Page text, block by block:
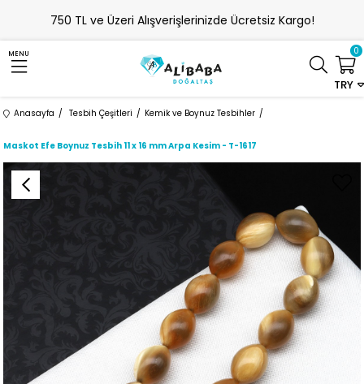
750 TL ve Üzeri Alışverişlerinizde Ücretsiz Kargo!
MENU
TRY
0
Anasayfa Tesbih Çeşitleri Kemik ve Boynuz Tesbihler
Maskot Efe Boynuz Tesbih 11 x 16 mm Arpa Kesim - T-1617